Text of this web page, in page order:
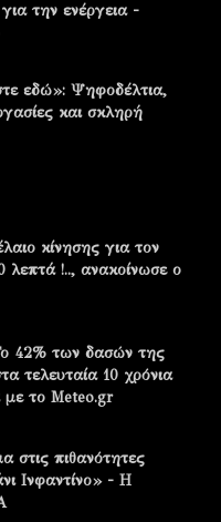
την ενέργεια -
εδώ»: Ψηφοδέλτια,
και σκληρή
κίνησης για τον
λεπτά !.., ανακοίνωσε ο
42% των δασών της
τελευταία 10 χρόνια
το Meteo.gr
πιθανότητες
Ινφαντίνο» - Η